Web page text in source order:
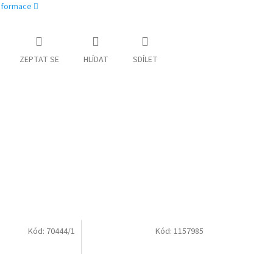
ZEPTAT SE HLÍDAT SDÍLET
Kód: 70444/1 Kód: 1157985